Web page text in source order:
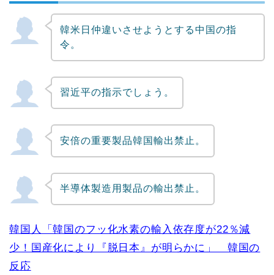
Powered by livedoor 相互RSS
韓米日仲違いさせようとする中国の指
令。
習近平の指示でしょう。
安倍の重要製品韓国輸出禁止。
半導体製造用製品の輸出禁止。
韓国人「韓国のフッ化水素の輸入依存度が22％減
少！国産化により『脱日本』が明らかに」 韓国の
反応